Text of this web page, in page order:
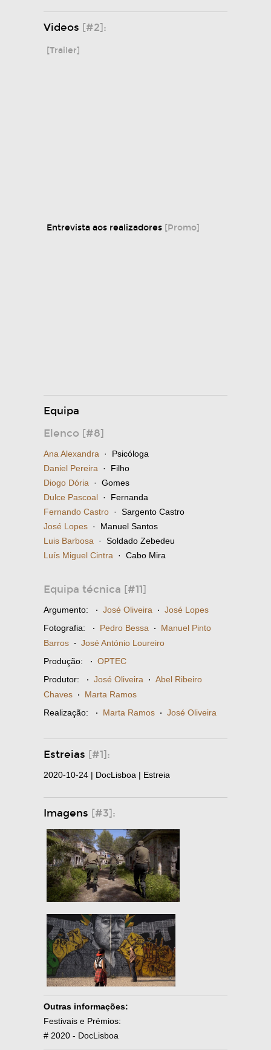
Videos [#2]:
[Trailer]
Entrevista aos realizadores [Promo]
Equipa
Elenco [#8]
Ana Alexandra · Psicóloga
Daniel Pereira · Filho
Diogo Dória · Gomes
Dulce Pascoal · Fernanda
Fernando Castro · Sargento Castro
José Lopes · Manuel Santos
Luis Barbosa · Soldado Zebedeu
Luís Miguel Cintra · Cabo Mira
Equipa técnica [#11]
Argumento: · José Oliveira · José Lopes
Fotografia: · Pedro Bessa · Manuel Pinto
Barros · José António Loureiro
Produção: · OPTEC
Produtor: · José Oliveira · Abel Ribeiro
Chaves · Marta Ramos
Realização: · Marta Ramos · José Oliveira
Estreias [#1]:
2020-10-24 | DocLisboa | Estreia
Imagens [#3]:
Outras informações:
Festivais e Prémios:
# 2020 - DocLisboa